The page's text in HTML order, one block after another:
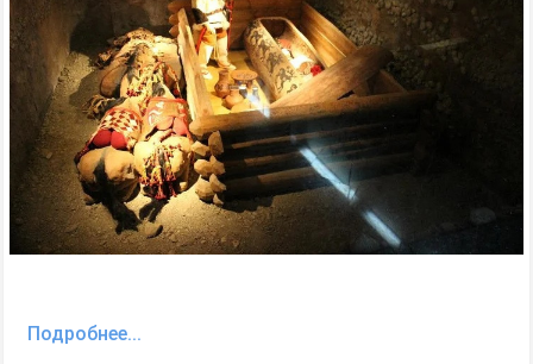
Подробнее...